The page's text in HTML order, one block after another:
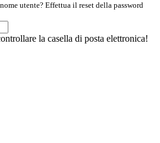
utente? Effettua il reset della password
la casella di posta elettronica!